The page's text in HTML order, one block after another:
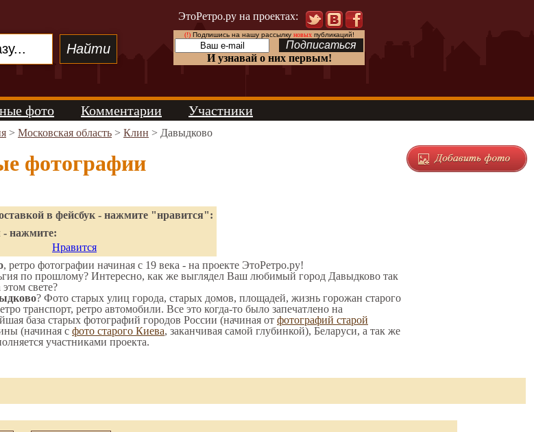
ЭтоРетро.ру на проектах:
(!)Подпишись на нашу рассылку новыхпубликаций!
И узнавай о них первым!
фото Комментарии Участники
> Московская область > Клин > Давыдково
фотографии
в фейсбук - нажмите "нравится":
- нажмите:
Нравится
, ретро фотографии начиная с 19 века - на проекте ЭтоРетро.ру!
по прошлому? Интересно, как же выглядел Ваш любимый город Давыдково так
свете?
? Фото старых улиц города, старых домов, площадей, жизнь горожан старого
транспорт, ретро автомобили. Все это когда-то было запечатлено на
база старых фотографий городов России (начиная от фотографий старой
(начиная с фото старого Киева, заканчивая самой глубинкой), Беларуси, а так же
участниками проекта.